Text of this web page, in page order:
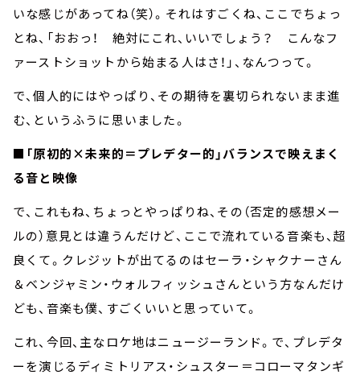
いな感じがあってね（笑）。それはすごくね、ここでちょっ
とね、「おおっ！ 絶対にこれ、いいでしょう？ こんなフ
ァーストショットから始まる人はさ！」、なんつって。
で、個人的にはやっぱり、その期待を裏切られないまま進
む、というふうに思いました。
■「原初的×未来的＝プレデター的」バランスで映えまく
る音と映像
で、これもね、ちょっとやっぱりね、その（否定的感想メー
ルの）意見とは違うんだけど、ここで流れている音楽も、超
良くて。クレジットが出てるのはセーラ・シャクナーさん
＆ベンジャミン・ウォルフィッシュさんという方なんだけ
ども、音楽も僕、すごくいいと思っていて。
これ、今回、主なロケ地はニュージーランド。で、プレデタ
ーを演じるディミトリアス・シュスター＝コローマタンギ